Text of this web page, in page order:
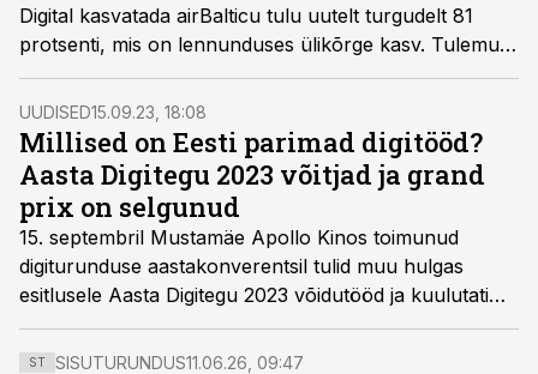
Digital kasvatada airBalticu tulu uutelt turgudelt 81
protsenti, mis on lennunduses ülikõrge kasv. Tulemus
tõi kampaaniale Aasta Digitegu 2023 võidu
müügikampaaniate kategoorias ja lisaks ka grand prix’.
UUDISED15.09.23, 18:08
Millised on Eesti parimad digitööd?
Aasta Digitegu 2023 võitjad ja grand
prix on selgunud
15. septembril Mustamäe Apollo Kinos toimunud
digiturunduse aastakonverentsil tulid muu hulgas
esitlusele Aasta Digitegu 2023 võidutööd ja kuulutati
välja parimatest parim digiturunduse kampaania ehk
grand prix.
ST SISUTURUNDUS11.06.26, 09:47